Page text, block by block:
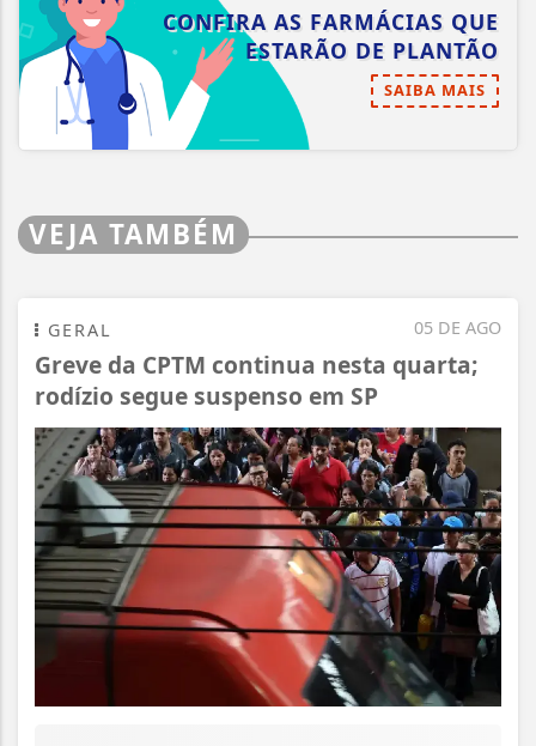
CONFIRA AS FARMÁCIAS QUE
ESTARÃO DE PLANTÃO
SAIBA MAIS
VEJA TAMBÉM
05 DE AGO
GERAL
Greve da CPTM continua nesta quarta;
rodízio segue suspenso em SP